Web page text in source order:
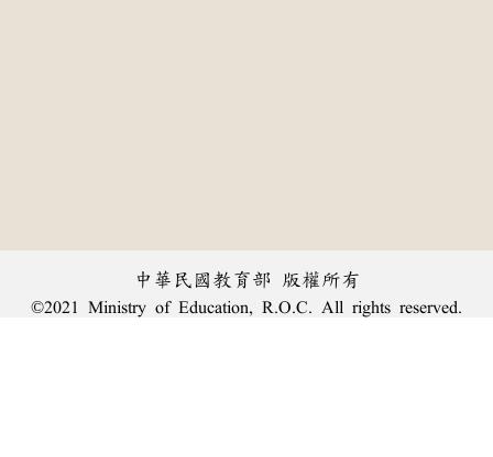
中華民國教育部 版權所有
©2021 Ministry of Education, R.O.C. All rights reserved.